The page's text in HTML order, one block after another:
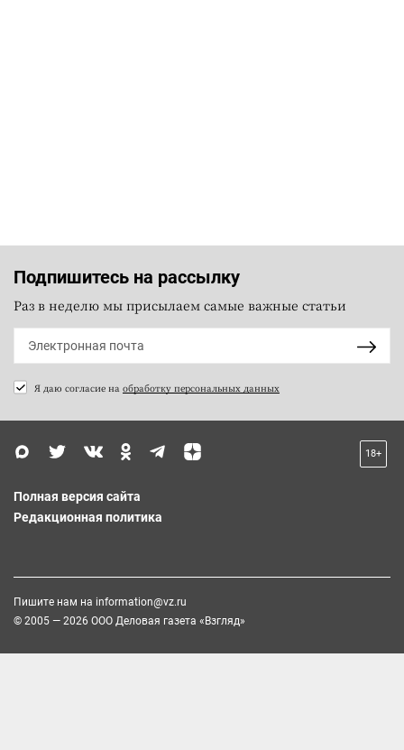
Подпишитесь на рассылку
Раз в неделю мы присылаем самые важные статьи
Я даю согласие на обработку персональных данных
18+
Полная версия сайта
Редакционная политика
Пишите нам на information@vz.ru
© 2005 — 2026 ООО Деловая газета «Взгляд»